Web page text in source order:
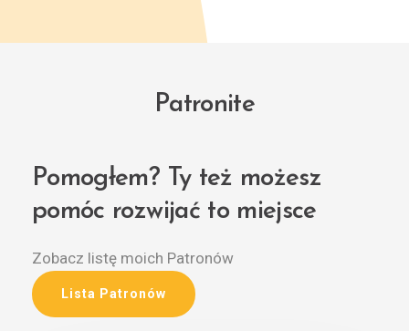
Patronite
Pomogłem? Ty też możesz
pomóc rozwijać to miejsce
Zobacz listę moich Patronów
Lista Patronów